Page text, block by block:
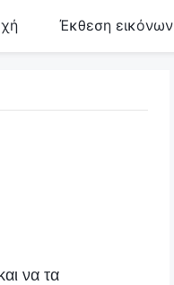
Έκθεση εικόνων
να τα